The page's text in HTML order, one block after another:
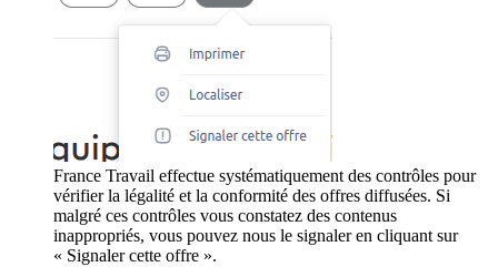
France Travail effectue systématiquement des contrôles pour
vérifier la légalité et la conformité des offres diffusées. Si
malgré ces contrôles vous constatez des contenus
inappropriés, vous pouvez nous le signaler en cliquant sur
« Signaler cette offre ».